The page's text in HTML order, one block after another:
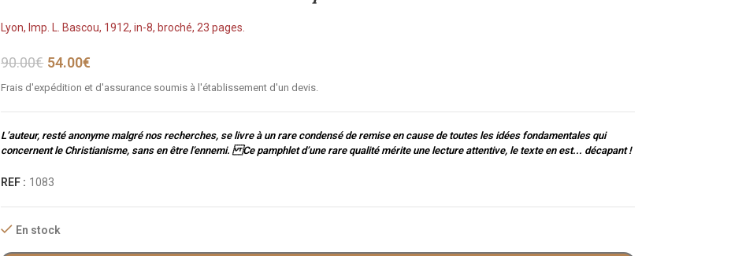
Lyon, Imp. L. Bascou, 1912, in-8, broché, 23 pages.
90.00€ 54.00€
Frais d'expédition et d'assurance soumis à l'établissement d'un devis.
L’auteur, resté anonyme malgré nos recherches, se livre à un rare condensé de remise en cause de toutes les idées fondamentales qui
concernent le Christianisme, sans en être l’ennemi. Ce pamphlet d’une rare qualité mérite une lecture attentive, le texte en est... décapant !
REF : 1083
En stock